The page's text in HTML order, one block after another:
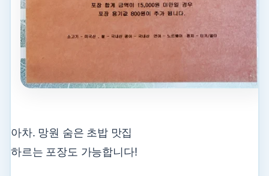
아차. 망원 숨은 초밥 맛집
하르는 포장도 가능합니다!